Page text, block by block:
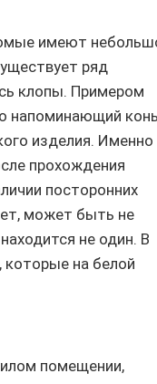
имеют
ряд
клопы. Примером
напоминающий
изделия. Именно
прохождения
посторонних
может быть не
не один. В
на белой
помещении,